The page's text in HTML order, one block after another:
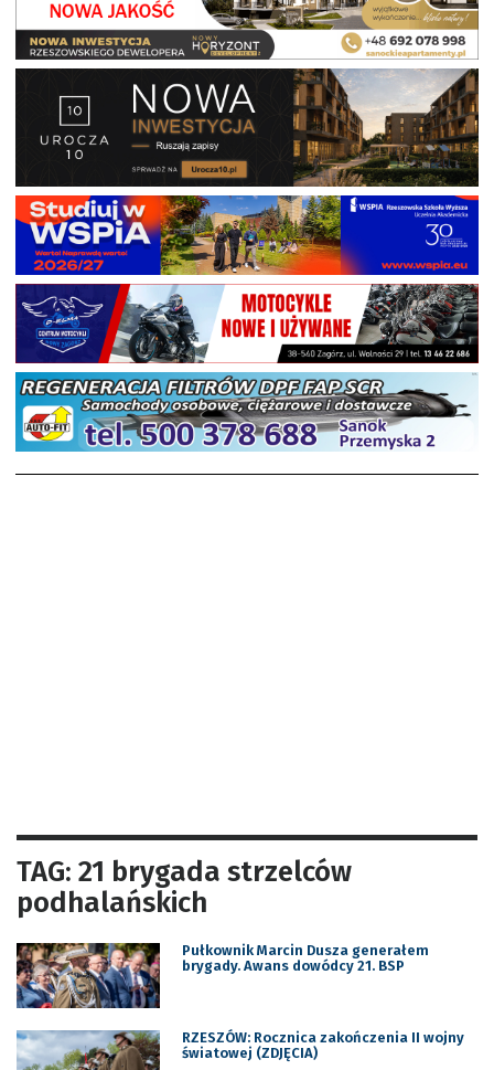
TAG: 21 brygada strzelców
podhalańskich
Pułkownik Marcin Dusza generałem
brygady. Awans dowódcy 21. BSP
RZESZÓW: Rocznica zakończenia II wojny
światowej (ZDJĘCIA)